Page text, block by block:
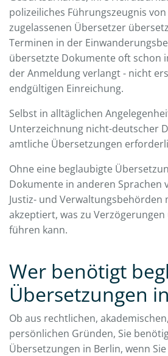
polizeiliches Führungszeugnis
zugelassenen Übersetzer
Terminen in der
übersetzte Dokumente oft schon
der Anmeldung verlangt - nicht
endgültigen Einreichung.
Selbst in alltäglichen
Unterzeichnung nicht-deutscher
amtliche Übersetzungen
Ohne eine beglaubigte
Dokumente in anderen Sprachen
Justiz- und Verwaltungsbehörden
akzeptiert, was zu
führen kann.
Wer benötigt
Übersetzungen
Ob aus rechtlichen,
persönlichen Gründen, Sie
Übersetzungen in Berlin, wenn